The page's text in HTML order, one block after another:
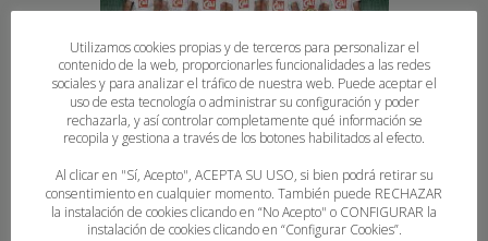
[MOSTRAR PRESENTACIÓN DE DIAPOSITIVAS]
Utilizamos cookies propias y de terceros para personalizar el
contenido de la web, proporcionarles funcionalidades a las redes
sociales y para analizar el tráfico de nuestra web. Puede aceptar el
uso de esta tecnología o administrar su configuración y poder
rechazarla, y así controlar completamente qué información se
recopila y gestiona a través de los botones habilitados al efecto.
Al clicar en "Sí, Acepto", ACEPTA SU USO, si bien podrá retirar su
consentimiento en cualquier momento. También puede RECHAZAR
la instalación de cookies clicando en “No Acepto" o CONFIGURAR la
instalación de cookies clicando en “Configurar Cookies”.